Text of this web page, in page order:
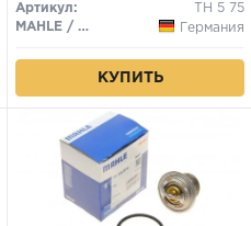
Артикул:
TH 5 75
MAHLE / KNECHT
Германия
КУПИТЬ